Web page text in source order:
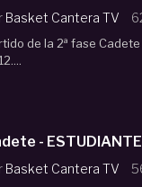
Basket Cantera TV
de la 2ª fase
-
Basket Cantera TV